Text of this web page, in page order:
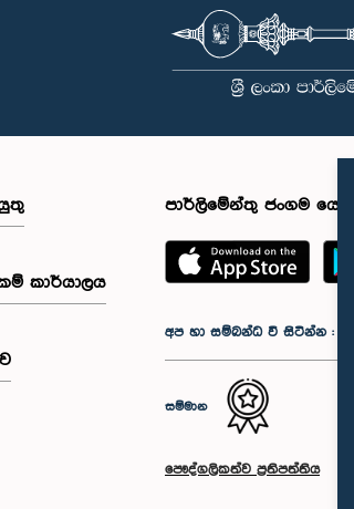
කාර්යාලය
පාර්ලිමේන්තු ජංගම යෙදුම
අප හා සම්බන්ධ වී සිටින්න :
සම්මාන
පෞද්ගලිකත්ව ප්‍රතිපත්තිය